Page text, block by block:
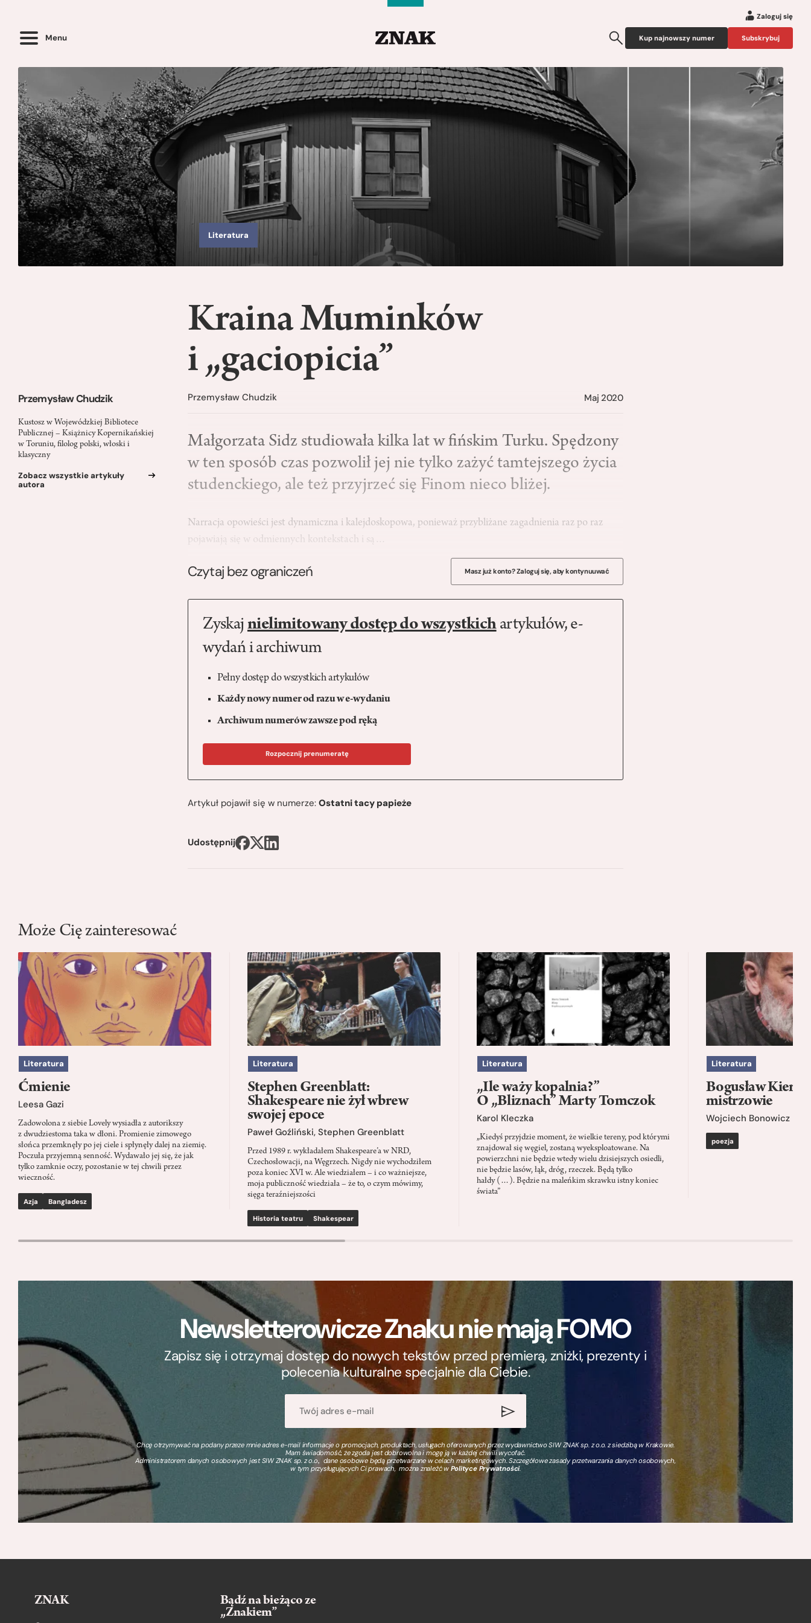
Menu
Zaloguj się
Kup najnowszy numer Subskrybuj
Literatura
Przemysław Chudzik
Kustosz w Wojewódzkiej Bibliotece
Publicznej – Książnicy Kopernikańskiej
w Toruniu, filolog polski, włoski i
klasyczny
Zobacz wszystkie artykuły
autora
Kraina Muminków
i „gaciopicia”
Przemysław Chudzik Maj 2020
Małgorzata Sidz studiowała kilka lat w fińskim Turku. Spędzony
w ten sposób czas pozwolił jej nie tylko zażyć tamtejszego życia
studenckiego, ale też przyjrzeć się Finom nieco bliżej.
Narracja opowieści jest dynamiczna i kalejdoskopowa, ponieważ przybliżane zagadnienia raz po raz
pojawiają się w odmiennych kontekstach i są…
Czytaj bez ograniczeń Masz już konto? Zaloguj się, aby kontynuuwać
Zyskaj nielimitowany dostęp do wszystkichartykułów, e-
wydań i archiwum
Pełny dostęp do wszystkich artykułów
Każdy nowy numer od razu w e-wydaniu
Archiwum numerów zawsze pod ręką
Rozpocznij prenumeratę
Artykuł pojawił się w numerze:Ostatni tacy papieże
Udostępnij
Może Cię zainteresować
Literatura
Ćmienie
Leesa Gazi
Zadowolona z siebie Lovely wysiadła z autorikszy
z dwudziestoma taka w dłoni. Promienie zimowego
słońca przemknęły po jej ciele i spłynęły dalej na ziemię.
Poczuła przyjemną senność. Wydawało jej się, że jak
tylko zamknie oczy, pozostanie w tej chwili przez
wieczność.
Azja Bangladesz
Literatura
Stephen Greenblatt:
Shakespeare nie żył wbrew
swojej epoce
Paweł Goźliński, Stephen Greenblatt
Przed 1989 r. wykładałem Shakespeare’a w NRD,
Czechosłowacji, na Węgrzech. Nigdy nie wychodziłem
poza koniec XVI w. Ale wiedziałem – i co ważniejsze,
moja publiczność wiedziała – że to, o czym mówimy,
sięga teraźniejszości
Historia teatru Shakespear
Literatura
„Ile waży kopalnia?”
O „Bliznach” Marty Tomczok
Karol Kleczka
„Kiedyś przyjdzie moment, że wielkie tereny, pod którymi
znajdował się węgiel, zostaną wyeksploatowane. Na
powierzchni nie będzie wtedy wielu dzisiejszych osiedli,
nie będzie lasów, łąk, dróg, rzeczek. Będą tylko
hałdy (…). Będzie na maleńkim skrawku istny koniec
świata”
Literatura
Bogusław Kierc
mistrzowie
Wojciech Bonowicz
poezja
Newsletterowicze Znaku nie mają FOMO
Zapisz się i otrzymaj dostęp do nowych tekstów przed premierą, zniżki, prezenty i
polecenia kulturalne specjalnie dla Ciebie.
Chcę otrzymywać na podany przeze mnie adres e-mail informacje o promocjach, produktach, usługach oferowanych przez wydawnictwo SIW ZNAK sp. z o.o. z siedzibą w Krakowie.
Mam świadomość, że zgoda jest dobrowolna i mogę ją w każdej chwili wycofać.
Administratorem danych osobowych jest SIW ZNAK sp. z o.o., dane osobowe będą przetwarzane w celach marketingowych. Szczegółowe zasady przetwarzania danych osobowych,
w tym przysługujących Ci prawach, można znaleźć wPolityce Prywatności.
ZNAK
Bądź na bieżąco ze
„Znakiem”